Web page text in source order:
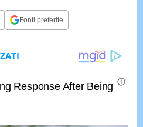
Fonti preferite